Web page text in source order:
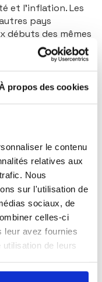
À propos des cookies
le contenu
relatives aux
Nous
sur l'utilisation de
sociaux, de
celles-ci
leur avez fournies
de leurs
et l’inflation. Les
pays
débuts des mêmes
cette semaine les
au Royaume-Uni...
Les analyses et
2023 et sont
interprétées comme
une présentation
qu’elle estime
et sans préavis. Il est
constitue pas une